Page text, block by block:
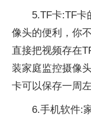
5.TF卡:TF卡
像头的便利，你
直接把视频存在
装家庭监控摄像
卡可以保存一周左
6.手机软件: